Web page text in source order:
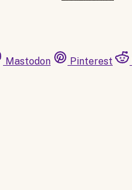
Mastodon Pinterest